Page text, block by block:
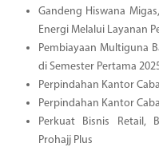
Gandeng Hiswana
Energi Melalui Layanan
Pembiayaan Multiguna
di Semester Pertama
Perpindahan Kantor
Perpindahan Kantor
Perkuat Bisnis Retail,
Prohajj Plus